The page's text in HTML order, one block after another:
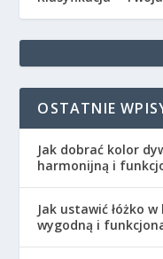
OSTATNIE
Jak dobrać kolor
harmonijną i
Jak ustawić łóżko
wygodną i